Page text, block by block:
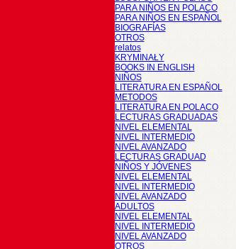
PARA NIÑOS EN POLACO
PARA NIÑOS EN ESPAÑOL
BIOGRAFÍAS
OTROS
relatos
KRYMINAŁY
BOOKS IN ENGLISH
NIÑOS
LITERATURA EN ESPAÑOL
METODOS
LITERATURA EN POLACO
LECTURAS GRADUADAS
NIVEL ELEMENTAL
NIVEL INTERMEDIO
NIVEL AVANZADO
LECTURAS GRADUAD
NIÑOS Y JÓVENES
NIVEL ELEMENTAL
NIVEL INTERMEDIO
NIVEL AVANZADO
ADULTOS
NIVEL ELEMENTAL
NIVEL INTERMEDIO
NIVEL AVANZADO
OTROS